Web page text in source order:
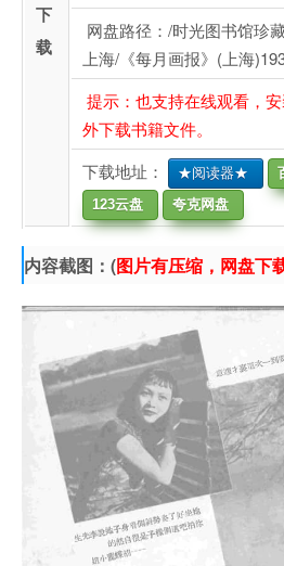
下
载
网盘路径：/时光图书馆珍
上海/《每月画报》(上海
提示：也支持在线观看，
外下载书籍文件。
下载地址：
★阅读器★
123云盘
夸克网盘
内容截图：(图片有压缩，网盘下